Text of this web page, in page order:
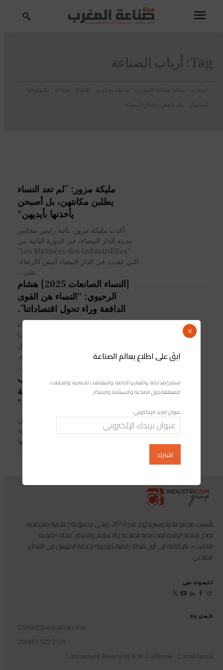
Tag: أرباب الصناعة
المغرب مجلة صناعة المغرب يوسف يعكوبي اقتصاد صناعة
تكنولوجيا
استثمار
بنك المغرب الدار البيضاء
مليكة مزور: ”لم تعد النساء
يطلبن مكانتهن، بل أصبحن
يأخذنها بأيديهن“
أكدت مليكة مزور، نائبة رئيس مجلس
مدينة الدار البيضاء، في الدورة الثانية من
”Les Matinées des IndustriElles“
التي عقدت في الدار البيضاء أمس الأربعاء،
على...
[النساء الصانعات 2025] هشام
الرحيوي: “النساء هن القوى
الدافعة وراء تحول اقتصاداتنا”.
نظمت مجلة صناعة المغرب الأربعاء
النسخة الثانية من ”Les Matinées des
IndustriElles“ التي تم تنظيمها خلال
شهر رمضان المبارك. وتحت شعار ”المرأة،
قيادة النمو والابتكار“، جمع...
بنك المغرب: 82% من أرباب
الصناعة يعتبرون وضعية الخزينة
“عادية”
أفاد بنك المغرب بأن 82 في المائة من
أرباب الصناعة يعتبرون وضعية الخزينة
"عادية"، و17 في المائة منهم يعتبرونها
“صعبة”، خلال الفصل الثالث من...
اتصل بنا
Contact@industries.ma
+212 522 260451
Lotissement Beverly-lot N°6- Californie - Casablanca
تأسست مجموعة إندوستريكوم عام 2013، وهي مجموعة إعلامية متخصصة
تصدر المجلة الرائدة المخصصة للصناعة والاستثمار والابتكار: مجلة «صناعة
المغرب»، بالإضافة إلى أول منصة رقمية موجهة لخدمة المهنيين في القطاع
الصناعي.
تابعونا على
ابقَ على اطلاع بعالم الصناعة
استلم إصداراتنا، والتقارير الخاصة، والمقابلات الحصرية، والتحليلات
المعمّقة حول الصناعة والاستثمار والابتكار.
عنوان البريد الإلكتروني:
×